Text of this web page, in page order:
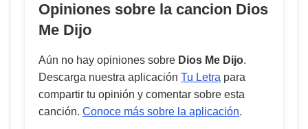
Opiniones sobre la cancion Dios
Me Dijo
Aún no hay opiniones sobre Dios Me Dijo.
Descarga nuestra aplicación Tu Letra para
compartir tu opinión y comentar sobre esta
canción. Conoce más sobre la aplicación.